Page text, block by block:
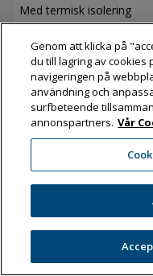
Med termisk isolering
Med avtappningsventil
FM-märkt
LPCB-märkt
Antal/förpackning
Utvändig rördiameter
Dimension anslutning 1
Utvändig rördiameter
Genom att klicka på
du till lagring av
navigeringen på
användning och
surfbeteende
annonspartners. Vår